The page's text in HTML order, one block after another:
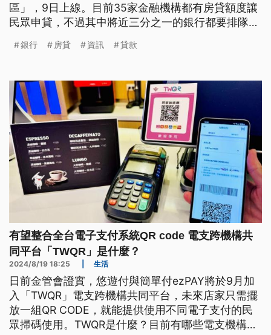
區」，9日上線。目前35家金融機構都有房貸額度讓
民眾申貸，不過其中將近三分之一的銀行都要排隊等
交屋期限能否配合銀行的撥款時間，另外非首購民眾
銀行 房貸 資訊 貸款
有望整合全台電子支付系統QR code 電支跨機構共
同平台「TWQR」是什麼？
2024/8/19 18:25 生活
日前金管會證實，悠遊付與簡單付ezPAY將於9月加
入「TWQR」電支跨機構共同平台，未來店家只需擺
放一組QR CODE，就能提供使用不同電子支付的民
眾掃碼使用。TWQR是什麼？目前有哪些電支機構與